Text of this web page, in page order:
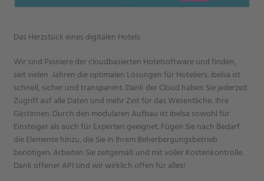
Das Herzstück eines digitalen Hotels
Wir sind Pioniere der cloudbasierten Hotelsoftware und finden,
seit vielen Jahren die optimalen Lösungen für Hoteliers. ibelsa ist
schnell, sicher und transparent. Dank der Cloud haben Sie jederzeit
Zugriff auf alle Daten und mehr Zeit für das Wesentliche: Ihre
GästInnen. Durch den modularen Aufbau ist ibelsa sowohl für
Einsteiger als auch für Experten geeignet. Fügen Sie nach Bedarf
die Elemente hinzu, die Sie in Ihrem Beherbergungsbetrieb
benötigen. Arbeiten Sie zeitgemäß und mit voller Kostenkontrolle.
Dank offener API sind wir wirklich offen für alles!